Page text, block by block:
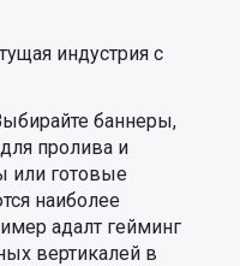
индустрия с
баннеры,
пролива и
или готовые
наиболее
адалт гейминг
вертикалей в